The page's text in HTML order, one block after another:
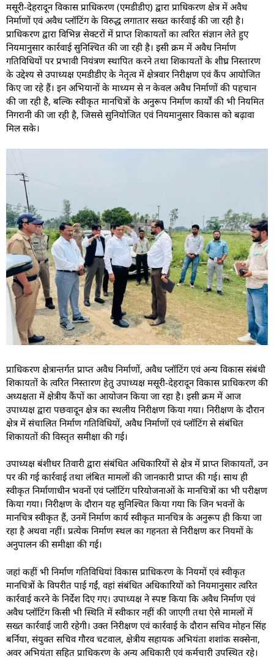
मसूरी-देहरादून विकास प्राधिकरण (एमडीडीए) द्वारा प्राधिकरण क्षेत्र में अवैध
निर्माणों एवं अवैध प्लॉटिंग के विरुद्ध लगातार सख्त कार्रवाई की जा रही है।
प्राधिकरण द्वारा विभिन्न सेक्टरों में प्राप्त शिकायतों का त्वरित संज्ञान लेते हुए
नियमानुसार कार्रवाई सुनिश्चित की जा रही है। इसी क्रम में अवैध निर्माण
गतिविधियों पर प्रभावी नियंत्रण स्थापित करने तथा शिकायतों के शीघ्र निस्तारण
के उद्देश्य से उपाध्यक्ष एमडीडीए के नेतृत्व में क्षेत्रवार निरीक्षण एवं कैंप आयोजित
किए जा रहे हैं। इन अभियानों के माध्यम से न केवल अवैध निर्माणों की पहचान
की जा रही है, बल्कि स्वीकृत मानचित्रों के अनुरूप निर्माण कार्यों की भी नियमित
निगरानी की जा रही है, जिससे सुनियोजित एवं नियमानुसार विकास को बढ़ावा
मिल सके।
प्राधिकरण क्षेत्रान्तर्गत प्राप्त अवैध निर्माणों, अवैध प्लॉटिंग एवं अन्य विकास संबंधी
शिकायतों के त्वरित निस्तारण हेतु उपाध्यक्ष मसूरी-देहरादून विकास प्राधिकरण की
अध्यक्षता में क्षेत्रीय कैंपों का आयोजन किया जा रहा है। इसी क्रम में आज
उपाध्यक्ष द्वारा पछवादून क्षेत्र का स्थलीय निरीक्षण किया गया। निरीक्षण के दौरान
क्षेत्र में संचालित निर्माण गतिविधियों, अवैध निर्माणों एवं प्लॉटिंग से संबंधित
शिकायतों की विस्तृत समीक्षा की गई।
उपाध्यक्ष बंशीधर तिवारी द्वारा संबंधित अधिकारियों से क्षेत्र में प्राप्त शिकायतों, उन
पर की गई कार्रवाई तथा लंबित मामलों की जानकारी प्राप्त की गई। साथ ही
स्वीकृत निर्माणाधीन भवनों एवं प्लॉटिंग परियोजनाओं के मानचित्रों का भी परीक्षण
किया गया। निरीक्षण के दौरान यह सुनिश्चित किया गया कि जिन भवनों के
मानचित्र स्वीकृत हैं, उनमें निर्माण कार्य स्वीकृत मानचित्र के अनुरूप ही किया जा
रहा है अथवा नहीं। प्रत्येक निर्माण स्थल का गहनता से निरीक्षण कर नियमों के
अनुपालन की समीक्षा की गई।
जहां कहीं भी निर्माण गतिविधियां विकास प्राधिकरण के नियमों एवं स्वीकृत
मानचित्रों के विपरीत पाई गईं, वहां संबंधित अधिकारियों को नियमानुसार त्वरित
कार्रवाई करने के निर्देश दिए गए। उपाध्यक्ष ने स्पष्ट किया कि अवैध निर्माण एवं
अवैध प्लॉटिंग किसी भी स्थिति में स्वीकार नहीं की जाएगी तथा ऐसे मामलों में
सख्त कार्रवाई जारी रहेगी। उक्त निरीक्षण एवं कार्रवाई के दौरान सचिव मोहन सिंह
बर्निया, संयुक्त सचिव गौरव चटवाल, क्षेत्रीय सहायक अभियंता शशांक सक्सेना,
अवर अभियंता सहित प्राधिकरण के अन्य अधिकारी एवं कर्मचारी उपस्थित रहे।